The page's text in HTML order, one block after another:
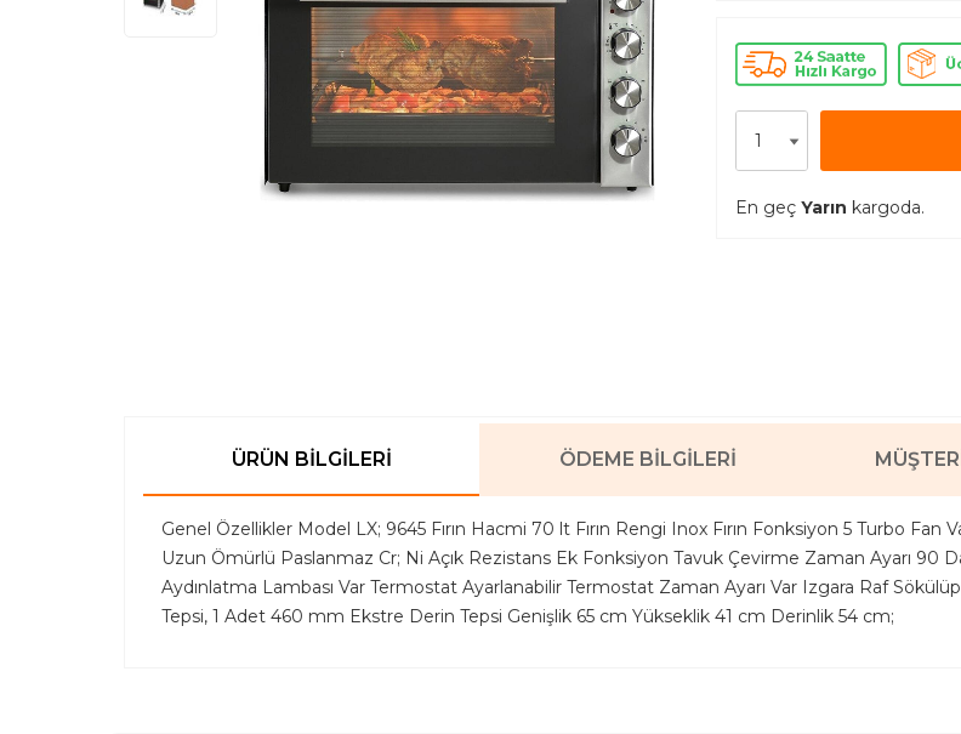
En geç Yarın kargoda.
ÜRÜN BILGILERI ÖDEME BILGILERI
Genel Özellikler Model LX; 9645 Fırın Hacmi 70 lt Fırın Rengi Inox Fırın Fonksiyon 5 Turbo Fan
Uzun Ömürlü Paslanmaz Cr; Ni Açık Rezistans Ek Fonksiyon Tavuk Çevirme Zaman Ayarı 90
Aydınlatma Lambası Var Termostat Ayarlanabilir Termostat Zaman Ayarı Var Izgara Raf Sökülüp
Tepsi, 1 Adet 460 mm Ekstre Derin Tepsi Genişlik 65 cm Yükseklik 41 cm Derinlik 54 cm;